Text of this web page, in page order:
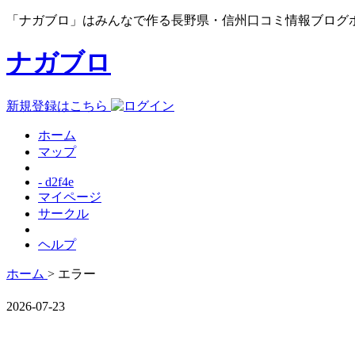
「ナガブロ」はみんなで作る長野県・信州口コミ情報ブログ
ナガブロ
新規登録はこちら
ホーム
マップ
- d2f4e
マイページ
サークル
ヘルプ
ホーム > エラー
2026-07-23